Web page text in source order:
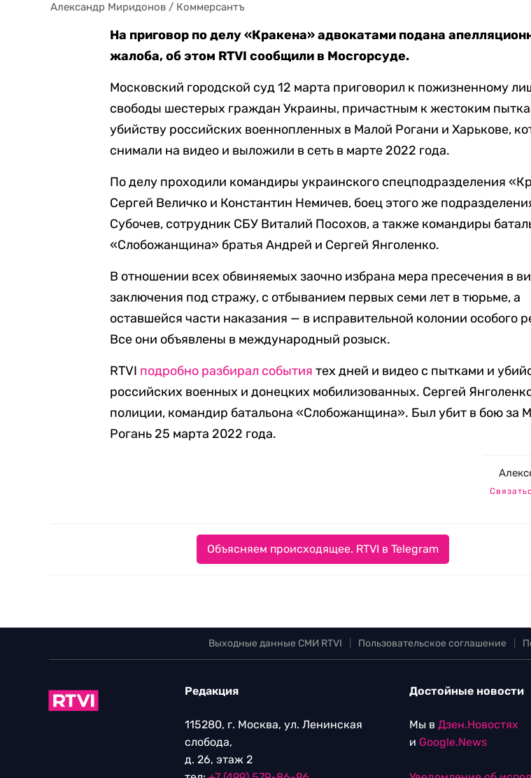
Александр Миридонов / Коммерсантъ
На приговор по делу «Кракена» адвокатами подана
жалоба, об этом RTVI сообщили в Мосгорсуде.
Московский городской суд 12 марта приговорил к пожизненному
свободы шестерых граждан Украины, причастным к жестоким
убийству российских военнопленных в Малой Рогани и Харькове,
снимали на видео и выложили в сеть в марте 2022 года.
По делу проходили командиры украинского спецподразделения
Сергей Величко и Константин Немичев, боец этого же
Субочев, сотрудник СБУ Виталий Посохов, а также командиры
«Слобожанщина» братья Андрей и Сергей Янголенко.
В отношении всех обвиняемых заочно избрана мера пресечения в
заключения под стражу, с отбыванием первых семи лет в тюрьме, а
оставшейся части наказания — в исправительной колонии особого
Все они объявлены в международный розыск.
RTVI подробно разбирал события тех дней и видео с пытками и
российских военных и донецких мобилизованных. Сергей
полиции, командир батальона «Слобожанщина». Был убит в бою за
Рогань 25 марта 2022 года.
Объясняем происходящее. RTVI в Telegram
Выходные данные СМИ RTVI Пользовательское соглашение
Редакция
115280, г. Москва, ул. Ленинская
слобода,
д. 26, этаж 2
Достойные новости
Мы в Дзен.Новостях
и Google.News